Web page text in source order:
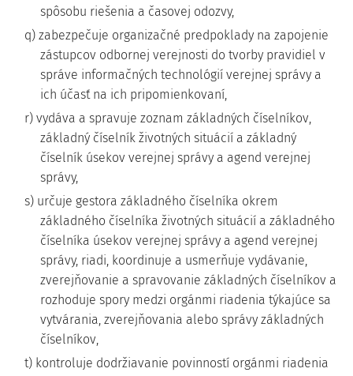
spôsobu riešenia a časovej odozvy,
q) zabezpečuje organizačné predpoklady na zapojenie
zástupcov odbornej verejnosti do tvorby pravidiel v
správe informačných technológií verejnej správy a
ich účasť na ich pripomienkovaní,
r) vydáva a spravuje zoznam základných číselníkov,
základný číselník životných situácií a základný
číselník úsekov verejnej správy a agend verejnej
správy,
s) určuje gestora základného číselníka okrem
základného číselníka životných situácií a základného
číselníka úsekov verejnej správy a agend verejnej
správy, riadi, koordinuje a usmerňuje vydávanie,
zverejňovanie a spravovanie základných číselníkov a
rozhoduje spory medzi orgánmi riadenia týkajúce sa
vytvárania, zverejňovania alebo správy základných
číselníkov,
t) kontroluje dodržiavanie povinností orgánmi riadenia